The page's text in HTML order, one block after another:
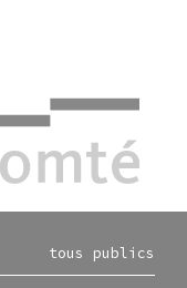
tous publics